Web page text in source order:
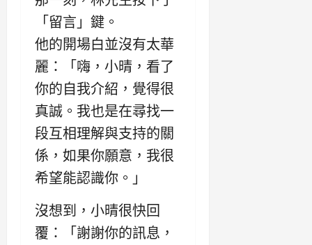
「留言」鍵。
他的開場白並沒有太華
麗：「嗨，小晴，看了
你的自我介紹，覺得很
真誠。我也是在尋找一
段互相理解與支持的關
係，如果你願意，我很
希望能認識你。」
沒想到，小晴很快回
覆：「謝謝你的訊息，